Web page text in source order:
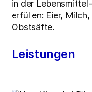
in der
erfüllen: Eier,
Obstsäfte.
Leistungen